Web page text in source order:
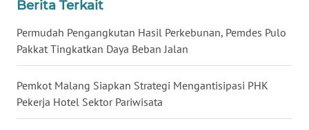
Berita Terkait
Permudah Pengangkutan Hasil Perkebunan, Pemdes Pulo
Pakkat Tingkatkan Daya Beban Jalan
Pemkot Malang Siapkan Strategi Mengantisipasi PHK
Pekerja Hotel Sektor Pariwisata
BENGKULU
WN
LAMPUNG
WN
JATENG